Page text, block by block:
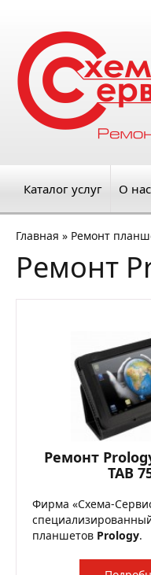
Каталог услуг О нас
Главная » Ремонт
Ремонт
Ремонт
TAB
Фирма «Схема-
планшетов Prology.